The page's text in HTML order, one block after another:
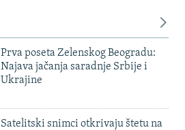
Prva poseta Zelenskog Beogradu:
Najava jačanja saradnje Srbije i
Ukrajine
Satelitski snimci otkrivaju štetu na